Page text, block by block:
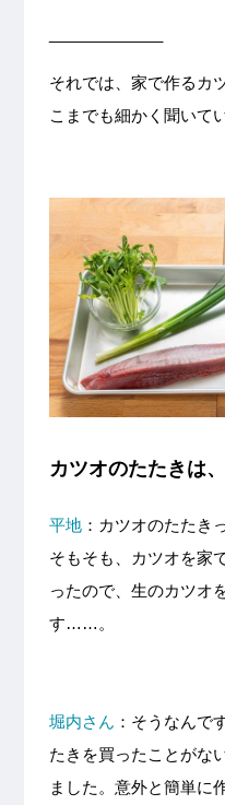
それでは、家で作るカ
こまでも細かく聞いて
カツオのたたきは
平地：カツオのたたき
そもそも、カツオを家
ったので、生のカツオ
す……。
堀内さん ：そうなんで
たきを買ったことがな
ました。意外と簡単に